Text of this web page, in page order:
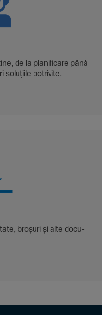
de la plani­fi­care până
solu­țiile potri­vite.
broșuri și alte docu­